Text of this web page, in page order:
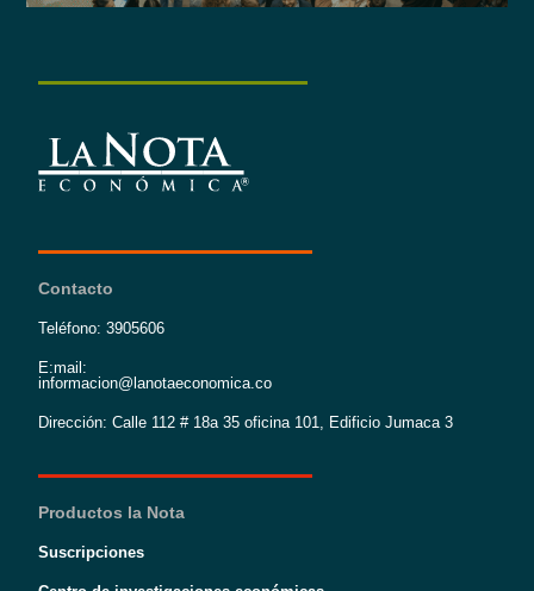
Contacto
Teléfono: 3905606
E:mail:
informacion@lanotaeconomica.co
Dirección: Calle 112 # 18a 35 oficina 101, Edificio Jumaca 3
Productos la Nota
Suscripciones